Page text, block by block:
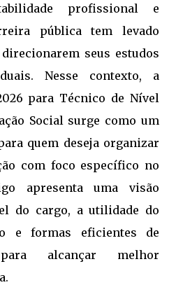
profissional e
pública tem levado
seus estudos
Nesse contexto, a
para Técnico de Nível
Social surge como um
quem deseja organizar
com foco específico no
apresenta uma visão
do cargo, a utilidade do
e formas eficientes de
alcançar melhor